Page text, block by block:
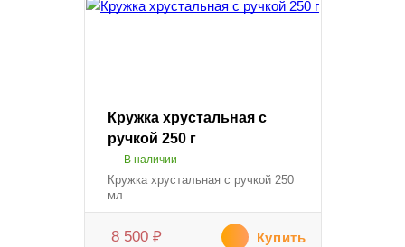
Кружка хрустальная с
ручкой 250 г
В наличии
Кружка хрустальная с ручкой 250
мл
8 500 ₽ Купить